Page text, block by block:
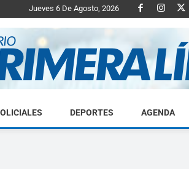
Jueves 6 De Agosto, 2026
Diario
DEPORTES AGENDA